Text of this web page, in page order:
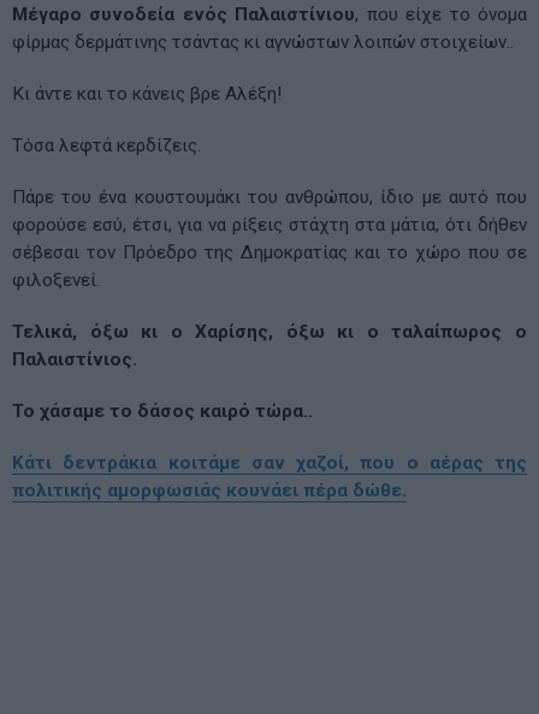
Μέγαρο συνοδεία ενός Παλαιστίνιου, που είχε το όνομα
φίρμας δερμάτινης τσάντας κι αγνώστων λοιπών στοιχείων..
Κι άντε και το κάνεις βρε Αλέξη!
Τόσα λεφτά κερδίζεις.
Πάρε του ένα κουστουμάκι του ανθρώπου, ίδιο με αυτό που
φορούσε εσύ, έτσι, για να ρίξεις στάχτη στα μάτια, ότι δήθεν
σέβεσαι τον Πρόεδρο της Δημοκρατίας και το χώρο που σε
φιλοξενεί.
Τελικά, όξω κι ο Χαρίσης, όξω κι ο ταλαίπωρος ο
Παλαιστίνιος.
Το χάσαμε το δάσος καιρό τώρα..
Κάτι δεντράκια κοιτάμε σαν χαζοί, που ο αέρας της
πολιτικής αμορφωσιάς κουνάει πέρα δώθε.